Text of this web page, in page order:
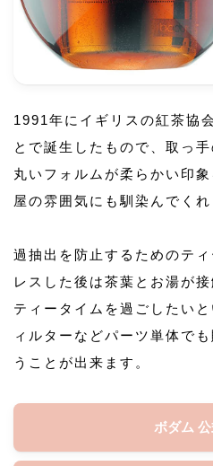
1991年にイギリスの紅茶協
とで誕生したもので、取っ
丸いフォルムが柔らかい印
屋の雰囲気にも馴染んでくれ
過抽出を防止するためのテ
レスした後は茶葉とお湯が
ティータイムを過ごしたい
ィルターなどパーツ単体で
うことが出来ます。
ボダム